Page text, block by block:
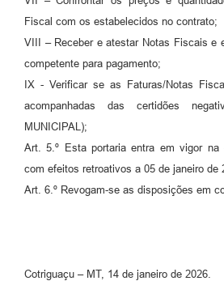
Fiscal com os estabelecidos no contrato;
VIII – Receber e atestar Notas Fiscais e
competente para pagamento;
IX - Verificar se as Faturas/Notas
acompanhadas das certidões
MUNICIPAL);
Art. 5.º Esta portaria entra em vigor na
com efeitos retroativos a 05 de janeiro de
Art. 6.º Revogam-se as disposições em
Cotriguaçu – MT, 14 de janeiro de 2026.